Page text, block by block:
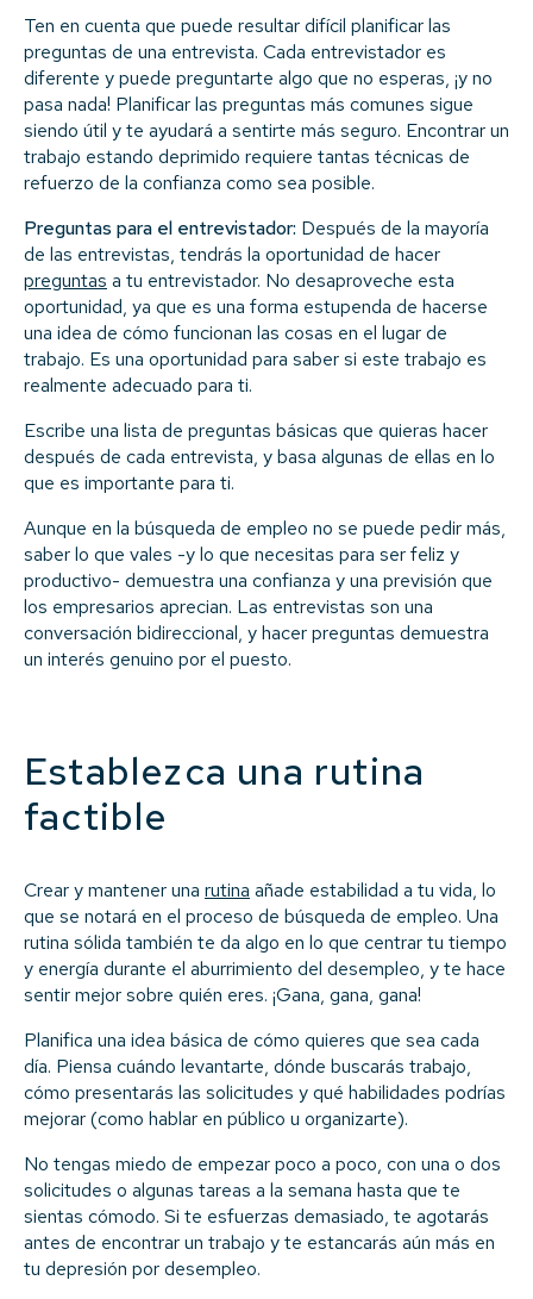
Ten en cuenta que puede resultar difícil planificar las
preguntas de una entrevista. Cada entrevistador es
diferente y puede preguntarte algo que no esperas, ¡y no
pasa nada! Planificar las preguntas más comunes sigue
siendo útil y te ayudará a sentirte más seguro. Encontrar un
trabajo estando deprimido requiere tantas técnicas de
refuerzo de la confianza como sea posible.
Preguntas para el entrevistador: Después de la mayoría
de las entrevistas, tendrás la oportunidad de hacer
preguntas a tu entrevistador. No desaproveche esta
oportunidad, ya que es una forma estupenda de hacerse
una idea de cómo funcionan las cosas en el lugar de
trabajo. Es una oportunidad para saber si este trabajo es
realmente adecuado para ti.
Escribe una lista de preguntas básicas que quieras hacer
después de cada entrevista, y basa algunas de ellas en lo
que es importante para ti.
Aunque en la búsqueda de empleo no se puede pedir más,
saber lo que vales -y lo que necesitas para ser feliz y
productivo- demuestra una confianza y una previsión que
los empresarios aprecian. Las entrevistas son una
conversación bidireccional, y hacer preguntas demuestra
un interés genuino por el puesto.
Establezca una rutina
factible
Crear y mantener una rutina añade estabilidad a tu vida, lo
que se notará en el proceso de búsqueda de empleo. Una
rutina sólida también te da algo en lo que centrar tu tiempo
y energía durante el aburrimiento del desempleo, y te hace
sentir mejor sobre quién eres. ¡Gana, gana, gana!
Planifica una idea básica de cómo quieres que sea cada
día. Piensa cuándo levantarte, dónde buscarás trabajo,
cómo presentarás las solicitudes y qué habilidades podrías
mejorar (como hablar en público u organizarte).
No tengas miedo de empezar poco a poco, con una o dos
solicitudes o algunas tareas a la semana hasta que te
sientas cómodo. Si te esfuerzas demasiado, te agotarás
antes de encontrar un trabajo y te estancarás aún más en
tu depresión por desempleo.